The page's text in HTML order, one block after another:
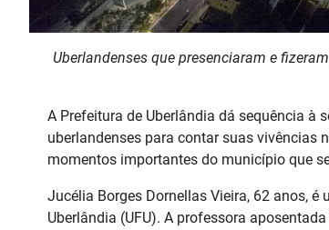
Uberlandenses que presenciaram e
A Prefeitura de Uberlândia dá sequência à
uberlandenses para contar suas vivências
momentos importantes do município que
Jucélia Borges Dornellas Vieira, 62 anos, é
Uberlândia (UFU). A professora